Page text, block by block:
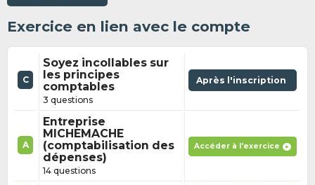
Exercice en lien avec le compte
C
Soyez incollables sur
les principes
comptables
3 questions
Après l'inscription
A
Entreprise
MICHEMACHE
(comptabilisation des
dépenses)
14 questions
Accéder à l'exercice